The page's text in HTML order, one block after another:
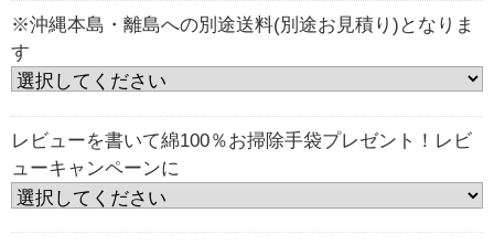
※沖縄本島・離島への別途送料(別途お見積り)となりま
す
レビューを書いて綿100％お掃除手袋プレゼント！レビ
ューキャンペーンに